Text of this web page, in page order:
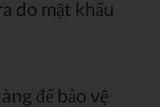
do mật khẩu
để bảo vệ